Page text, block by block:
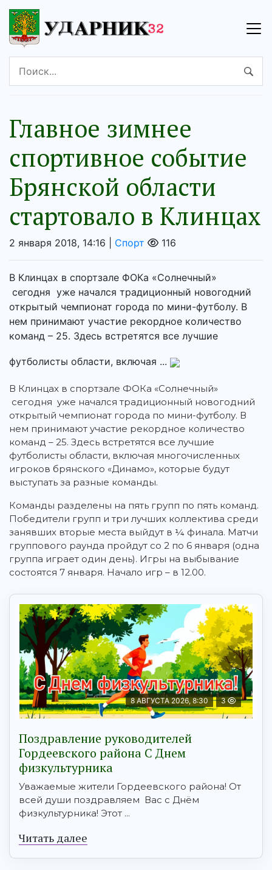
Главное зимнее
спортивное событие
Брянской области
стартовало в Клинцах
2 января 2018, 14:16 | Спорт 116
В Клинцах в спортзале ФОКа «Солнечный»
сегодня уже начался традиционный новогодний
открытый чемпионат города по мини-футболу. В
нем принимают участие рекордное количество
команд – 25. Здесь встретятся все лучшие
футболисты области, включая ...
В Клинцах в спортзале ФОКа «Солнечный»
сегодня уже начался традиционный новогодний
открытый чемпионат города по мини-футболу. В
нем принимают участие рекордное количество
команд – 25. Здесь встретятся все лучшие
футболисты области, включая многочисленных
игроков брянского «Динамо», которые будут
выступать за разные команды.
Команды разделены на пять групп по пять команд.
Победители групп и три лучших коллектива среди
занявших вторые места выйдут в ¼ финала. Матчи
группового раунда пройдут со 2 по 6 января (одна
группа играет один день). Игры на выбывание
состоятся 7 января. Начало игр – в 12.00.
8 АВГУСТА 2026, 8:30 3
Поздравление руководителей
Гордеевского района С Днем
физкультурника
Уважаемые жители Гордеевского района! От
всей души поздравляем Вас с Днём
физкультурника! Этот ...
Читать далее